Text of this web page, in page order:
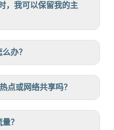
，我可以保留我的主
办？
点或网络共享吗？
？